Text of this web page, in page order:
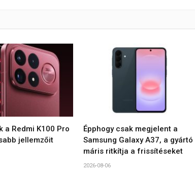
a Redmi K100 Pro
jellemzőit
Épphogy csak megjelent a
Samsung Galaxy A37, a gyártó
máris ritkítja a frissítéseket
2026-08-06